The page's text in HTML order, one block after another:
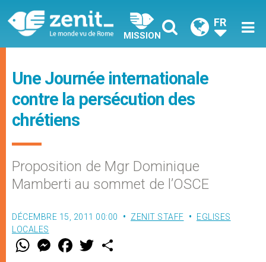
MISSION
FR
Une Journée internationale
contre la persécution des
chrétiens
Proposition de Mgr Dominique
Mamberti au sommet de l’OSCE
DÉCEMBRE 15, 2011 00:00 ZENIT STAFF
EGLISES
LOCALES
W M
e
F
a w